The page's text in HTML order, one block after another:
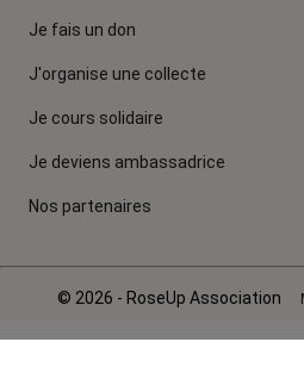
Je fais un don
J'organise une collecte
Je cours solidaire
Je deviens ambassadrice
Nos partenaires
© 2026 - RoseUp Association